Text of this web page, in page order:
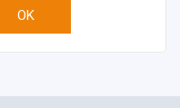
OK